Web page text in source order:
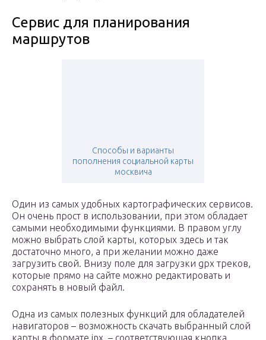
Сервис для планирования
маршрутов
Способы и варианты
пополнения социальной карты
москвича
Один из самых удобных картографических сервисов.
Он очень прост в использовании, при этом обладает
самыми необходимыми функциями. В правом углу
можно выбрать слой карты, которых здесь и так
достаточно много, а при желании можно даже
загрузить свой. Внизу поле для загрузки gpx треков,
которые прямо на сайте можно редактировать и
сохранять в новый файл.
Одна из самых полезных функций для обладателей
навигаторов – возможность скачать выбранный слой
карты в формате jnx, – соответствующая кнопка